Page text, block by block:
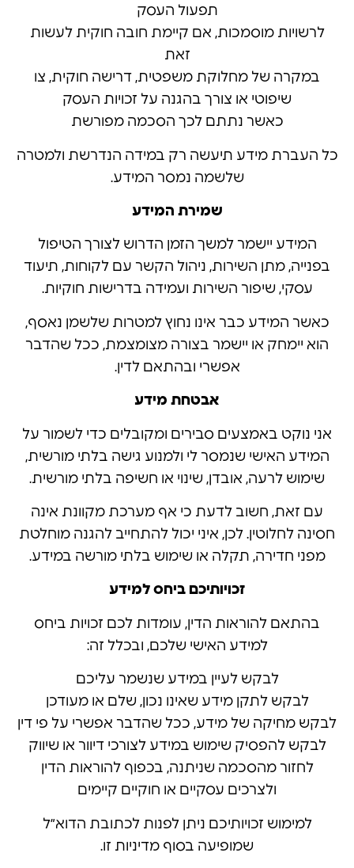
תפעול העסק
לרשויות מוסמכות, אם קיימת חובה חוקית לעשות
זאת
במקרה של מחלוקת משפטית, דרישה חוקית, צו
שיפוטי או צורך בהגנה על זכויות העסק
כאשר נתתם לכך הסכמה מפורשת
כל העברת מידע תיעשה רק במידה הנדרשת ולמטרה
שלשמה נמסר המידע.
שמירת המידע
המידע יישמר למשך הזמן הדרוש לצורך הטיפול
בפנייה, מתן השירות, ניהול הקשר עם לקוחות, תיעוד
עסקי, שיפור השירות ועמידה בדרישות חוקיות.
כאשר המידע כבר אינו נחוץ למטרות שלשמן נאסף,
הוא יימחק או יישמר בצורה מצומצמת, ככל שהדבר
אפשרי ובהתאם לדין.
אבטחת מידע
אני נוקט באמצעים סבירים ומקובלים כדי לשמור על
המידע האישי שנמסר לי ולמנוע גישה בלתי מורשית,
שימוש לרעה, אובדן, שינוי או חשיפה בלתי מורשית.
עם זאת, חשוב לדעת כי אף מערכת מקוונת אינה
חסינה לחלוטין. לכן, איני יכול להתחייב להגנה מוחלטת
מפני חדירה, תקלה או שימוש בלתי מורשה במידע.
זכויותיכם ביחס למידע
בהתאם להוראות הדין, עומדות לכם זכויות ביחס
למידע האישי שלכם, ובכלל זה:
לבקש לעיין במידע שנשמר עליכם
לבקש לתקן מידע שאינו נכון, שלם או מעודכן
לבקש מחיקה של מידע, ככל שהדבר אפשרי על פי דין
לבקש להפסיק שימוש במידע לצורכי דיוור או שיווק
לחזור מהסכמה שניתנה, בכפוף להוראות הדין
ולצרכים עסקיים או חוקיים קיימים
למימוש זכויותיכם ניתן לפנות לכתובת הדוא״ל
שמופיעה בסוף מדיניות זו.